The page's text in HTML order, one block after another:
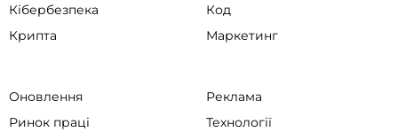
Кібербезпека
Код
Крипта
Маркетинг
Оновлення
Реклама
Ринок праці
Технології